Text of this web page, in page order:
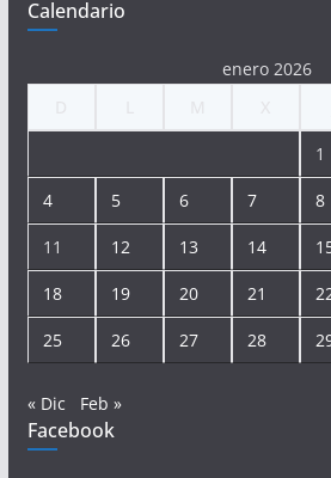
Calendario
enero 2026
1
4 5 6 7 8
11 12 13 14
18 19 20 21
25 26 27 28
« Dic Feb »
Facebook